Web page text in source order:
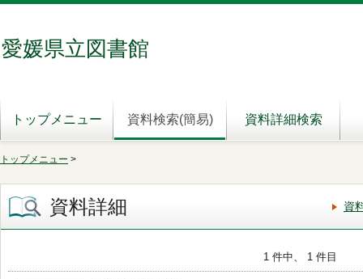
愛媛県立図書館
トップメニュー 資料検索(簡易) 資料詳細検索
トップメニュー >
資料詳細 資
1 件中、 1 件目